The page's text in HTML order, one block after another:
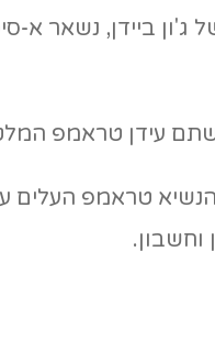
ביידן, נשאר א-
עידן טראמפ
טראמפ העלים
וחשבון.